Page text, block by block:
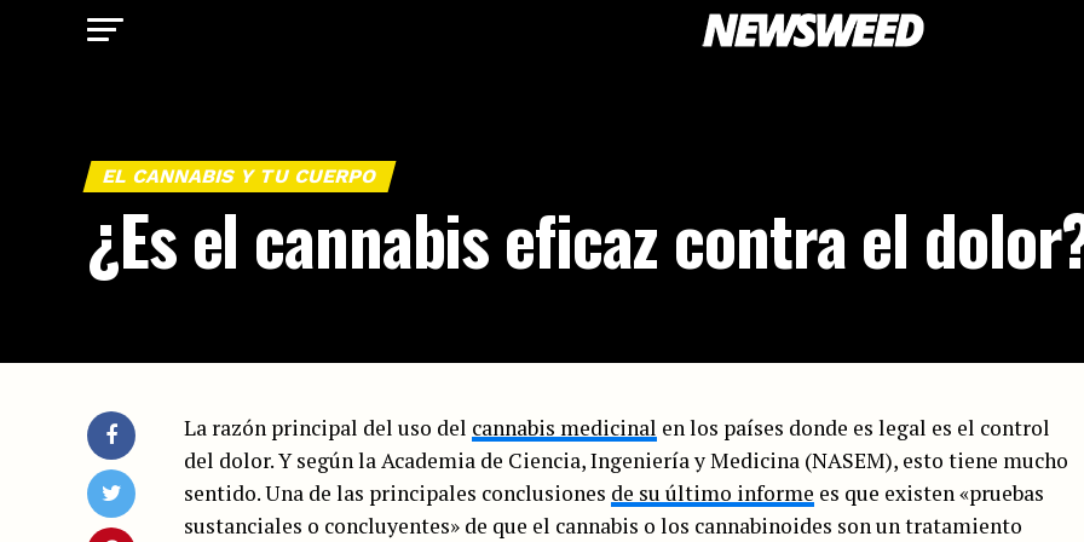
EL CANNABIS Y TU CUERPO
¿Es el cannabis eficaz contra el
La razón principal del uso del cannabis medicinal en los países donde es legal es el control
del dolor. Y según la Academia de Ciencia, Ingeniería y Medicina (NASEM), esto tiene mucho
sentido. Una de las principales conclusiones de su último informe es que existen «pruebas
sustanciales o concluyentes» de que el cannabis o los cannabinoides son un tratamiento